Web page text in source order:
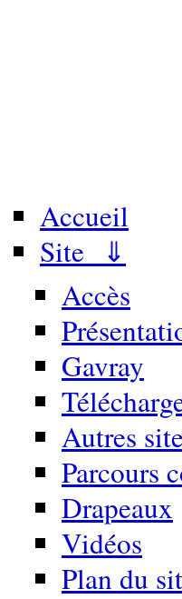
Accueil
Site ⇓
Accès
Gavray
Autres
Parcours
Drapeaux
Vidéos
Plan du